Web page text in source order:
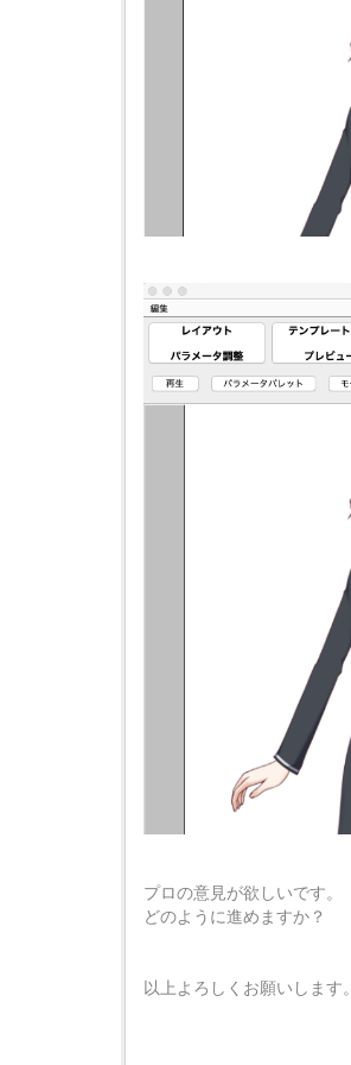
プロの意見が欲しいです。
どのように進めますか？
以上よろしくお願いします。